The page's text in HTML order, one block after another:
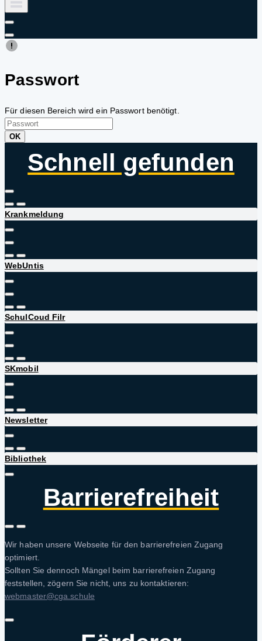
Passwort
Für diesen Bereich wird ein Passwort benötigt.
OK
Schnell gefunden
Krankmeldung
WebUntis
SchulCoud Filr
SKmobil
Newsletter
Bibliothek
Barrierefreiheit
Wir haben unsere Webseite für den barrierefreien Zugang
optimiert.
Sollten Sie dennoch Mängel beim barrierefreien Zugang
feststellen, zögern Sie nicht, uns zu kontaktieren:
webmaster@cga.schule